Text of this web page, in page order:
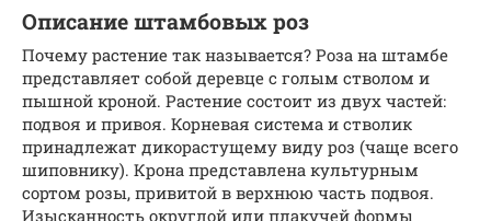
Описание штамбовых роз
Почему растение так называется? Роза на штамбе
представляет собой деревце с голым стволом и
пышной кроной. Растение состоит из двух частей:
подвоя и привоя. Корневая система и стволик
принадлежат дикорастущему виду роз (чаще всего
шиповнику). Крона представлена культурным
сортом розы, привитой в верхнюю часть подвоя.
Изысканность округлой или плакучей формы